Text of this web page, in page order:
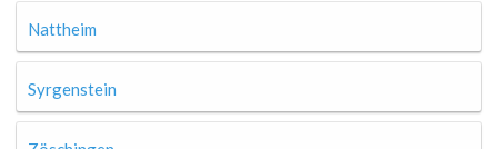
Nattheim
Syrgenstein